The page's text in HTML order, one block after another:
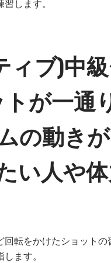
します。
ィブ)中
が一通
の動き
い人や
回転をかけたショット
ます。